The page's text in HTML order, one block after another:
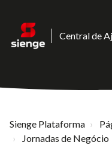
Central de
Sienge Plataforma
Jornadas de Negócio